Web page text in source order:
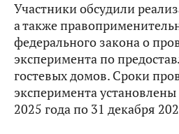
Участники обсудили
а также
федерального закона о
эксперимента по
гостевых домов. Сроки
эксперимента установлены
2025 года по 31 декабря